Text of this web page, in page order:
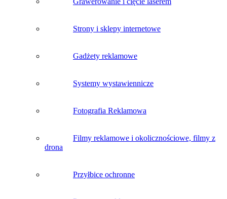
Strony i sklepy internetowe
Gadżety reklamowe
Systemy wystawiennicze
Fotografia Reklamowa
Filmy reklamowe i okolicznościowe, filmy z
drona
Przyłbice ochronne